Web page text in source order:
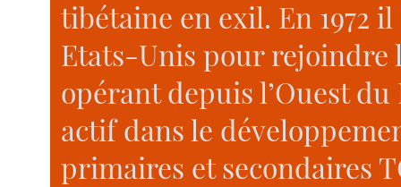
tibétaine en exil. En 1972
Etats-Unis pour rejoindre
opérant depuis l’Ouest
actif dans le
primaires et secondaires